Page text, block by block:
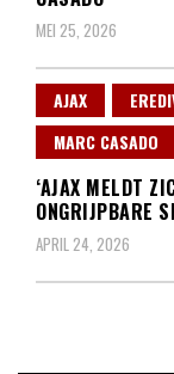
MEI 25, 2026
AJAX
MARC CASADO
‘AJAX MELDT
ONGRIJPBARE
APRIL 24, 2026